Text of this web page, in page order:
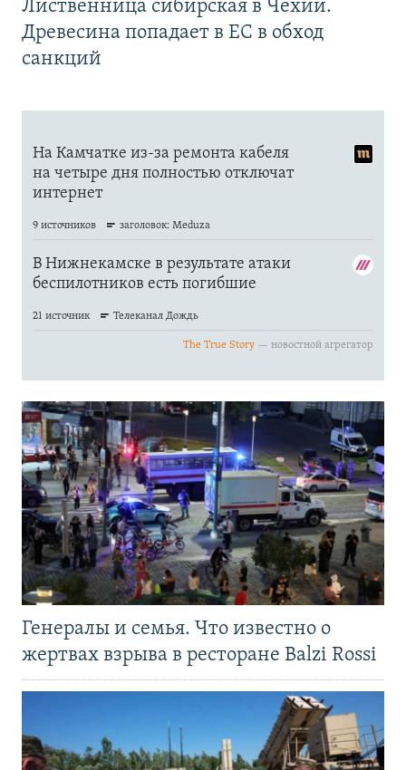
Лиственница сибирская в Чехии.
Древесина попадает в ЕС в обход
санкций
Генералы и семья. Что известно о
жертвах взрыва в ресторане Balzi Rossi